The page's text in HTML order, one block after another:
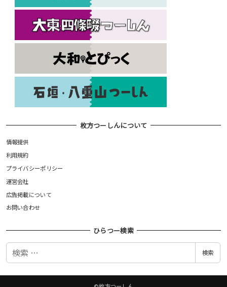
枚方つーしんについて
情報提供
利用規約
プライバシーポリシー
運営会社
広告掲載について
お問い合わせ
ひらつー検索
検
検索